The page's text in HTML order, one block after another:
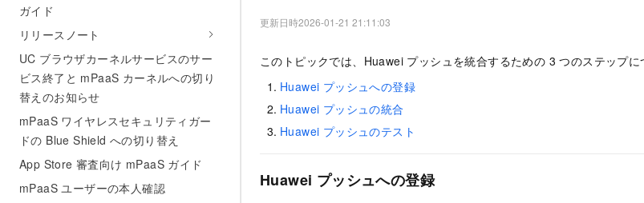
ガイド
リリースノート
UC ブラウザカーネルサービスのサー
ビス終了と mPaaS カーネルへの切り
替えのお知らせ
mPaaS ワイヤレスセキュリティガー
ドの Blue Shield への切り替え
App Store 審査向け mPaaS ガイド
mPaaS ユーザーの本人確認
更新日時2026-01-21 21:11:03
このトピックでは、Huawei プッシュを統合するための 3 つのステップに
Huawei プッシュへの登録
Huawei プッシュの統合
Huawei プッシュのテスト
Huawei プッシュへの登録